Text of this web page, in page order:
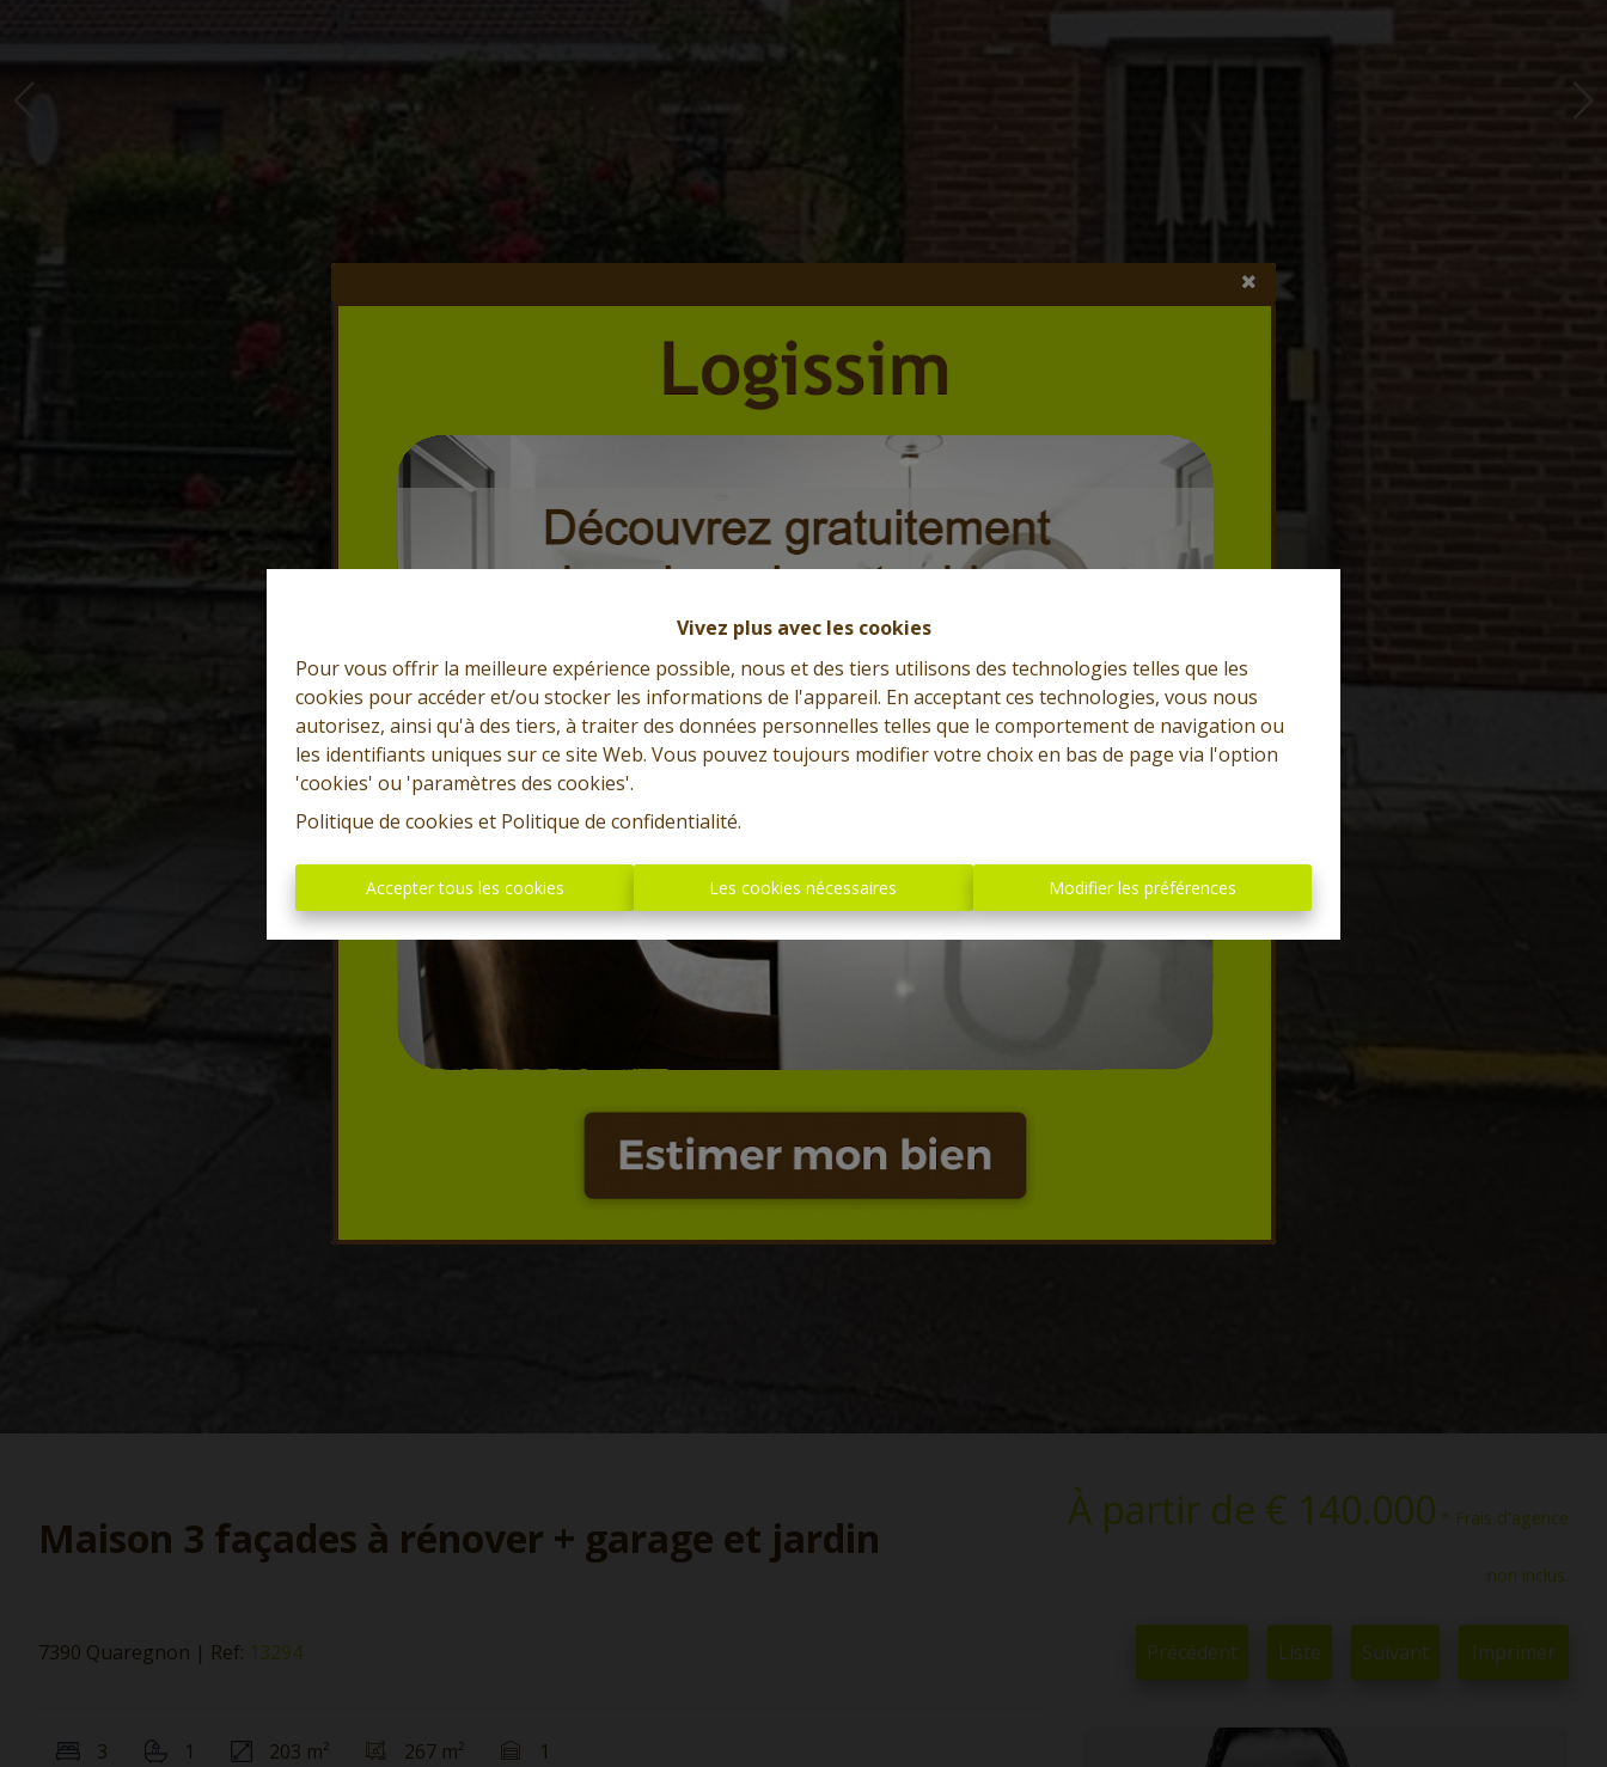
Vivez plus avec les cookies
Pour vous offrir la meilleure expérience possible, nous et des tiers utilisons des technologies telles que les
cookies pour accéder et/ou stocker les informations de l'appareil. En acceptant ces technologies, vous nous
autorisez, ainsi qu'à des tiers, à traiter des données personnelles telles que le comportement de navigation ou
les identifiants uniques sur ce site Web. Vous pouvez toujours modifier votre choix en bas de page via l'option
'cookies' ou 'paramètres des cookies'.
Politique de cookies et Politique de confidentialité.
Accepter tous les cookies Les cookies nécessaires Modifier les préférences
Maison 3 façades à rénover + garage et jardin
À partir de € 140.000 * Frais d'agence
non inclus.
7390 Quaregnon | Ref: 13294 Précédent Liste Suivant Imprimer
3 1 203 m² 267 m² 1